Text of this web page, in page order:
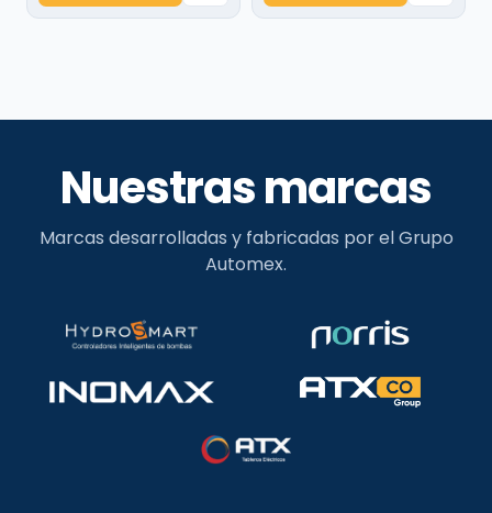
Nuestras marcas
Marcas desarrolladas y fabricadas por el Grupo
Automex.